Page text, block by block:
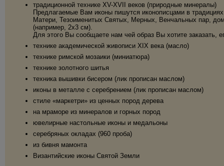
традиционной технике XV-XVII веков (природные минералы)
Предлагаемые Вам иконы пишутся иконописцами в
Матери, Тезоименитых Святых, Мерных, Венчальных пар,
(например, 2х3 см).
Для этого Вы сообщаете нам чей образ Вы хотите заказать,
технике академической живописи XIX века (масло)
технике римской мозаики (миниатюра)
технике золотного шитья
техника вышивки бисером (лик прописан маслом)
иконы в металле с серебрением (лик прописан маслом)
стиле «маркетри» из ценных пород дерева
на мраморе из минералов и горных пород
ювелирные настольные иконы и медальоны
серебряных окладах (960 проба)
из бивня мамонта
Византийские иконы Святой Земли